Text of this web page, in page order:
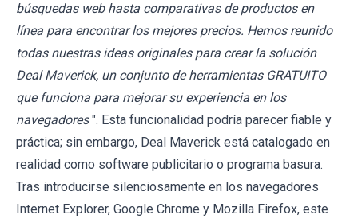
búsquedas web hasta comparativas de productos en
línea para encontrar los mejores precios. Hemos reunido
todas nuestras ideas originales para crear la solución
Deal Maverick, un conjunto de herramientas GRATUITO
que funciona para mejorar su experiencia en los
navegadores ". Esta funcionalidad podría parecer fiable y
práctica; sin embargo, Deal Maverick está catalogado en
realidad como software publicitario o programa basura.
Tras introducirse silenciosamente en los navegadores
Internet Explorer, Google Chrome y Mozilla Firefox, este